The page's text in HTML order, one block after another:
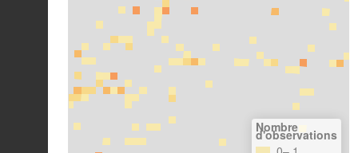
Nombre
d'observations